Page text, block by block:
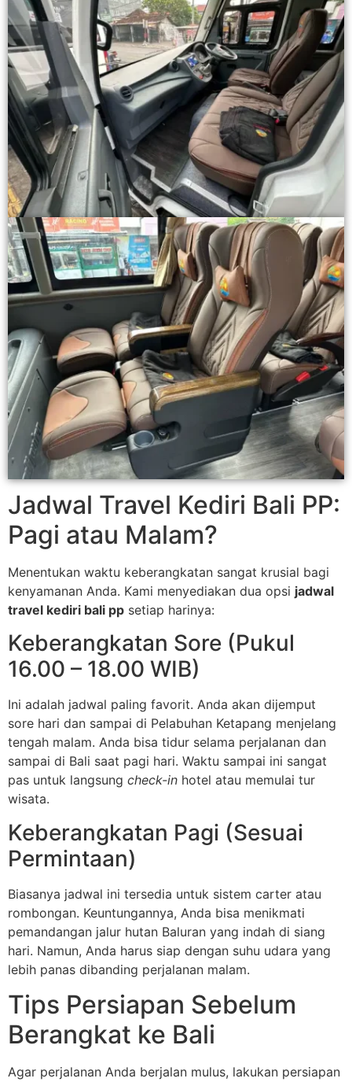
Jadwal Travel Kediri Bali PP:
Pagi atau Malam?
Menentukan waktu keberangkatan sangat krusial bagi
kenyamanan Anda. Kami menyediakan dua opsi jadwal
travel kediri bali pp setiap harinya:
Keberangkatan Sore (Pukul
16.00 – 18.00 WIB)
Ini adalah jadwal paling favorit. Anda akan dijemput
sore hari dan sampai di Pelabuhan Ketapang menjelang
tengah malam. Anda bisa tidur selama perjalanan dan
sampai di Bali saat pagi hari. Waktu sampai ini sangat
pas untuk langsung check-in hotel atau memulai tur
wisata.
Keberangkatan Pagi (Sesuai
Permintaan)
Biasanya jadwal ini tersedia untuk sistem carter atau
rombongan. Keuntungannya, Anda bisa menikmati
pemandangan jalur hutan Baluran yang indah di siang
hari. Namun, Anda harus siap dengan suhu udara yang
lebih panas dibanding perjalanan malam.
Tips Persiapan Sebelum
Berangkat ke Bali
Agar perjalanan Anda berjalan mulus, lakukan persiapan